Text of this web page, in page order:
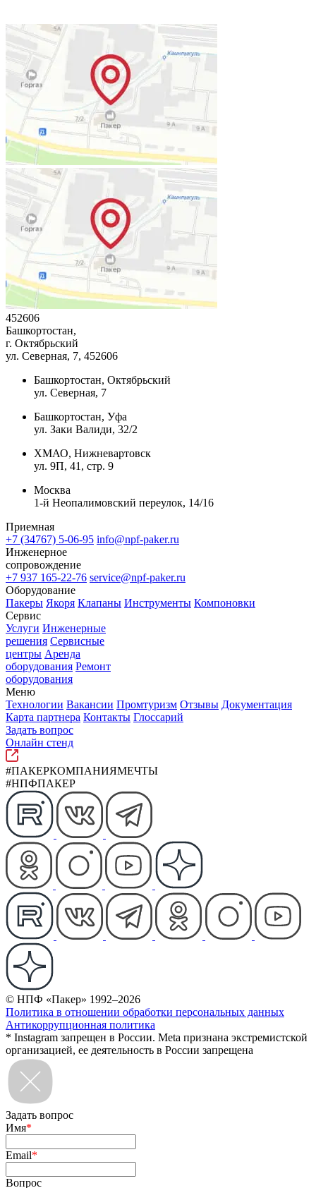
452606
Башкортостан,
г. Октябрьский
ул. Северная, 7, 452606
Башкортостан, Октябрьский
ул. Северная, 7
Башкортостан, Уфа
ул. Заки Валиди, 32/2
ХМАО, Нижневартовск
ул. 9П, 41, стр. 9
Москва
1-й Неопалимовский переулок, 14/16
Приемная
+7 (34767) 5-06-95 info@npf-paker.ru
Инженерное
сопровождение
+7 937 165-22-76 service@npf-paker.ru
Оборудование
Пакеры Якоря Клапаны Инструменты Компоновки
Сервис
Услуги Инженерные
решения Сервисные
центры Аренда
оборудования Ремонт
оборудования
Меню
Технологии Вакансии Промтуризм Отзывы Документация
Карта партнера Контакты Глоссарий
Задать вопрос
Онлайн стенд
#ПАКЕРКОМПАНИЯМЕЧТЫ
#НПФПАКЕР
© НПФ «Пакер» 1992–2026
Политика в отношении обработки персональных данных
Антикоррупционная политика
* Instagram запрещен в России. Meta признана экстремистской
организацией, ее деятельность в России запрещена
Задать вопрос
Имя*
Email*
Вопрос